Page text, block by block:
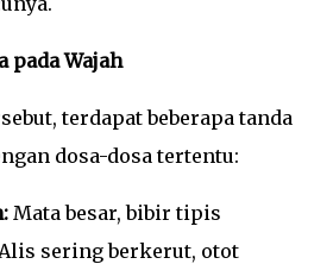
pada Wajah
terdapat beberapa tanda
dosa-dosa tertentu:
Mata besar, bibir tipis
Alis sering berkerut, otot